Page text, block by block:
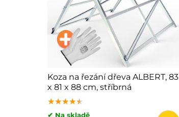
Koza na řezání dřeva ALBERT, 83
x 81 x 88 cm, stříbrná
★★★★★
★★★★★
★★★★★
✔ Na skladě